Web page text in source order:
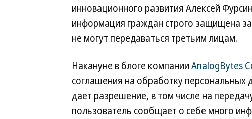
инновационного развития Алексей
информация граждан строго защищена
не могут передаваться третьим лицам.
Накануне в блоге компанииAnalogBytes
соглашения на обработку персональных
дает разрешение, в том числе на
пользователь сообщает о себе много